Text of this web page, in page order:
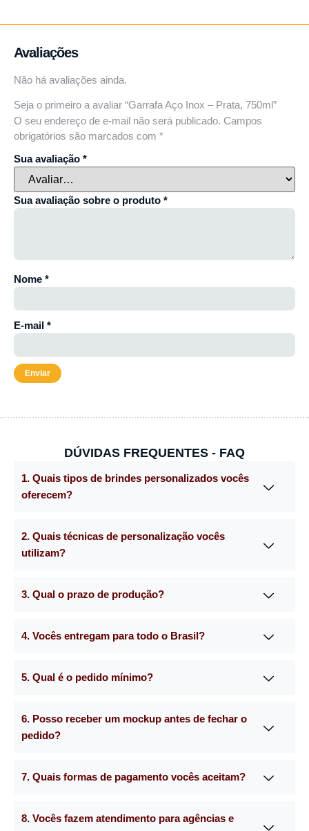
Avaliações
Não há avaliações ainda.
Seja o primeiro a avaliar “Garrafa Aço Inox – Prata, 750ml”
O seu endereço de e-mail não será publicado. Campos
obrigatórios são marcados com *
Sua avaliação *
Sua avaliação sobre o produto *
Nome *
E-mail *
DÚVIDAS FREQUENTES - FAQ
1. Quais tipos de brindes personalizados vocês
oferecem?
2. Quais técnicas de personalização vocês
utilizam?
3. Qual o prazo de produção?
4. Vocês entregam para todo o Brasil?
5. Qual é o pedido mínimo?
6. Posso receber um mockup antes de fechar o
pedido?
7. Quais formas de pagamento vocês aceitam?
8. Vocês fazem atendimento para agências e